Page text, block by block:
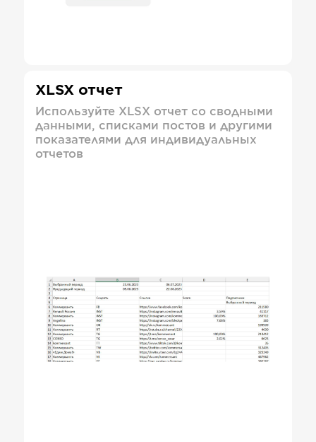
XLSX отчет
Используйте XLSX отчет со сводными
данными, списками постов и другими
показателями для индивидуальных
отчетов